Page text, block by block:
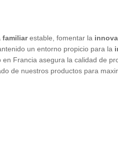
familiarestable, fomentar la
un entorno propicio para la
Francia asegura la calidad de
de nuestros productos para